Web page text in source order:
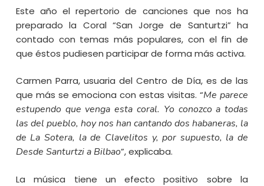
Este año el repertorio de canciones que nos ha
preparado la Coral “San Jorge de Santurtzi” ha
contado con temas más populares, con el fin de
que éstos pudiesen participar de forma más activa.
Carmen Parra, usuaria del Centro de Día, es de las
que más se emociona con estas visitas. “Me parece
estupendo que venga esta coral. Yo conozco a todas
las del pueblo, hoy nos han cantando dos habaneras, la
de La Sotera, la de Clavelitos y, por supuesto, la de
Desde Santurtzi a Bilbao”, explicaba.
La música tiene un efecto positivo sobre la